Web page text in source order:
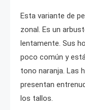
Esta variante de
zonal. Es un
lentamente. Sus
poco común y
tono naranja. Las
presentan
los tallos.